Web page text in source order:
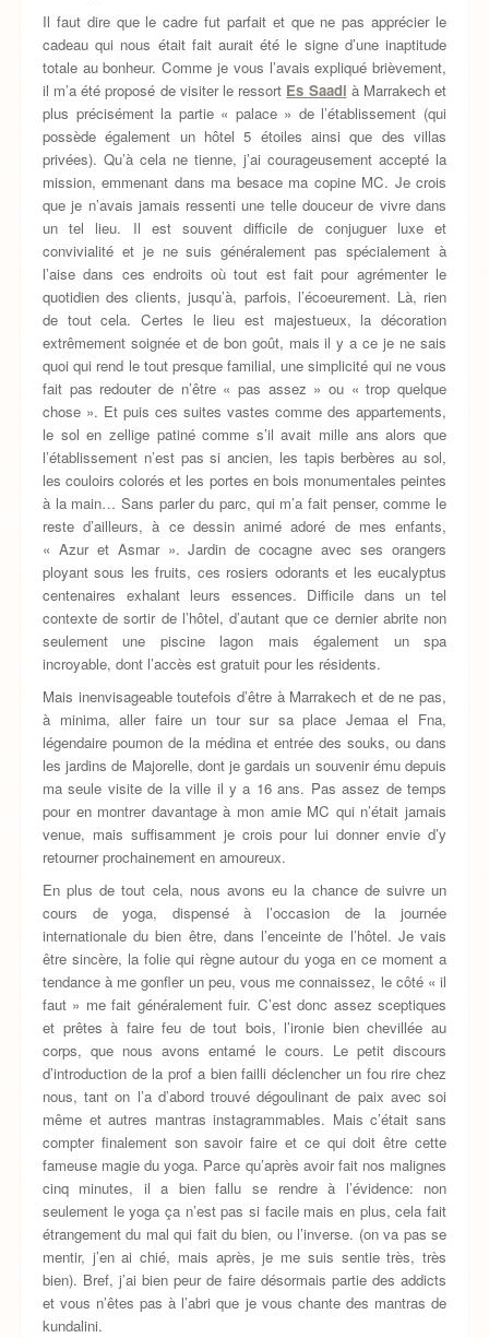
Il faut dire que le cadre fut parfait et que ne pas apprécier le
cadeau qui nous était fait aurait été le signe d’une inaptitude
totale au bonheur. Comme je vous l’avais expliqué brièvement,
il m’a été proposé de visiter le ressort Es Saadi à Marrakech et
plus précisément la partie « palace » de l’établissement (qui
possède également un hôtel 5 étoiles ainsi que des villas
privées). Qu’à cela ne tienne, j’ai courageusement accepté la
mission, emmenant dans ma besace ma copine MC. Je crois
que je n’avais jamais ressenti une telle douceur de vivre dans
un tel lieu. Il est souvent difficile de conjuguer luxe et
convivialité et je ne suis généralement pas spécialement à
l’aise dans ces endroits où tout est fait pour agrémenter le
quotidien des clients, jusqu’à, parfois, l’écoeurement. Là, rien
de tout cela. Certes le lieu est majestueux, la décoration
extrêmement soignée et de bon goût, mais il y a ce je ne sais
quoi qui rend le tout presque familial, une simplicité qui ne vous
fait pas redouter de n’être « pas assez » ou « trop quelque
chose ». Et puis ces suites vastes comme des appartements,
le sol en zellige patiné comme s’il avait mille ans alors que
l’établissement n’est pas si ancien, les tapis berbères au sol,
les couloirs colorés et les portes en bois monumentales peintes
à la main… Sans parler du parc, qui m’a fait penser, comme le
reste d’ailleurs, à ce dessin animé adoré de mes enfants,
« Azur et Asmar ». Jardin de cocagne avec ses orangers
ployant sous les fruits, ces rosiers odorants et les eucalyptus
centenaires exhalant leurs essences. Difficile dans un tel
contexte de sortir de l’hôtel, d’autant que ce dernier abrite non
seulement une piscine lagon mais également un spa
incroyable, dont l’accès est gratuit pour les résidents.
Mais inenvisageable toutefois d’être à Marrakech et de ne pas,
à minima, aller faire un tour sur sa place Jemaa el Fna,
légendaire poumon de la médina et entrée des souks, ou dans
les jardins de Majorelle, dont je gardais un souvenir ému depuis
ma seule visite de la ville il y a 16 ans. Pas assez de temps
pour en montrer davantage à mon amie MC qui n’était jamais
venue, mais suffisamment je crois pour lui donner envie d’y
retourner prochainement en amoureux.
En plus de tout cela, nous avons eu la chance de suivre un
cours de yoga, dispensé à l’occasion de la journée
internationale du bien être, dans l’enceinte de l’hôtel. Je vais
être sincère, la folie qui règne autour du yoga en ce moment a
tendance à me gonfler un peu, vous me connaissez, le côté « il
faut » me fait généralement fuir. C’est donc assez sceptiques
et prêtes à faire feu de tout bois, l’ironie bien chevillée au
corps, que nous avons entamé le cours. Le petit discours
d’introduction de la prof a bien failli déclencher un fou rire chez
nous, tant on l’a d’abord trouvé dégoulinant de paix avec soi
même et autres mantras instagrammables. Mais c’était sans
compter finalement son savoir faire et ce qui doit être cette
fameuse magie du yoga. Parce qu’après avoir fait nos malignes
cinq minutes, il a bien fallu se rendre à l’évidence: non
seulement le yoga ça n’est pas si facile mais en plus, cela fait
étrangement du mal qui fait du bien, ou l’inverse. (on va pas se
mentir, j’en ai chié, mais après, je me suis sentie très, très
bien). Bref, j’ai bien peur de faire désormais partie des addicts
et vous n’êtes pas à l’abri que je vous chante des mantras de
kundalini.